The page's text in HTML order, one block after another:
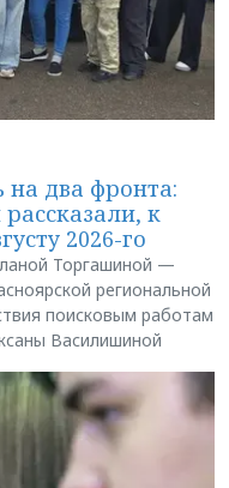
два фронта:
к
2026-го
Торгашиной —
региональной
поисковым работам
Василишиной